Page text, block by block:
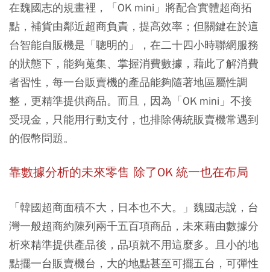
在魏國志的規畫裡，「OK mini」將配合實體超商拓
點，補貨由鄰近超商負責，提高效率；但關鍵在於這
台智能自販機是「聰明的」，在二十四小時聯網服務
的狀態下，能夠蒐集、掌握消費數據，藉此了解消費
者習性，每一台販賣機的產品能夠隨著地區屬性調
整，更精準提供商品。而且，因為「OK mini」不接
受現金，只能用行動支付，也排除傳統販賣機常遇到
的假幣問題。
靠數據分析的未來零售 除了OK 統一也在布局
「韓國超商面積不大，日本也不大。」魏國志說，台
灣一般超商約陳列兩千五百項商品，未來藉由數據分
析來精準提供產品後，品項就不用這麼多。且小的地
點擺一台販賣機台，大的地點甚至可擺五台，可彈性